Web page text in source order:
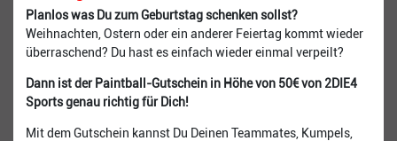
Planlos was Du zum Geburtstag schenken sollst?
Weihnachten, Ostern oder ein anderer Feiertag kommt wieder
überraschend? Du hast es einfach wieder einmal verpeilt?
Dann ist der Paintball-Gutschein in Höhe von 50€ von 2DIE4
Sports genau richtig für Dich!
Mit dem Gutschein kannst Du Deinen Teammates, Kumpels,